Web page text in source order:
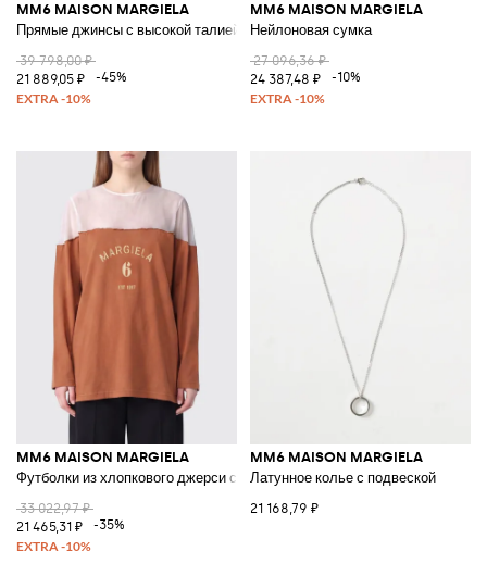
MM6 MAISON MARGIELA
Прямые джинсы с высокой талией и эффектом потертости
39 798,00 ₽
21 889,05 ₽
-45%
MM6 MAISON MARGIELA
Нейлоновая сумка
27 096,36 ₽
24 387,48 ₽
-10%
MM6 MAISON MARGIELA
Футболки из хлопкового джерси с логотипом
33 022,97 ₽
21 465,31 ₽
-35%
MM6 MAISON MARGIELA
Латунное колье с подвеской
21 168,79 ₽